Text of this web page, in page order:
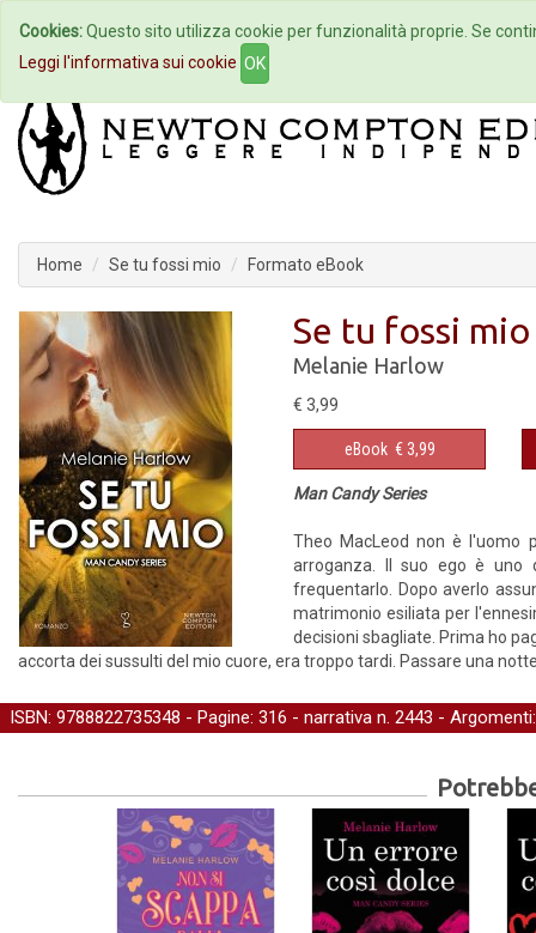
Home Autori Eventi
Home Se tu fossi mio Formato eBook
Se tu fossi mio
Melanie Harlow
€ 3,99
eBook € 3,99
Man Candy Series
Theo MacLeod non è l'uomo
arroganza. Il suo ego è uno
frequentarlo. Dopo averlo
matrimonio esiliata per
decisioni sbagliate. Prima ho
accorta dei sussulti del mio cuore, era troppo tardi. Passare una
ISBN: 9788822735348 - Pagine: 316 - narrativa n. 2443 -
Cookies:Questo sito utilizza cookie per funzionalità proprie. Se
Leggi l'informativa sui cookie OK